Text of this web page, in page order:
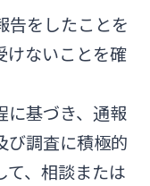
告をしたことを
けないことを確
基づき、通報
び調査に積極的
て、相談または